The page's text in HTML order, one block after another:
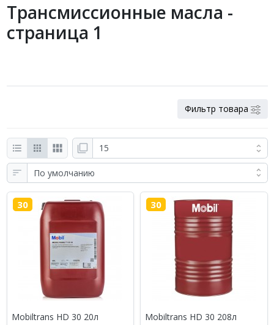
Трансмиссионные масла -
страница 1
Фильтр товара
30
Mobiltrans HD 30 20л
30
Mobiltrans HD 30 208л